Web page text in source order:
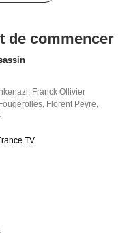
de commencer
, Franck Ollivier
, Florent Peyre,